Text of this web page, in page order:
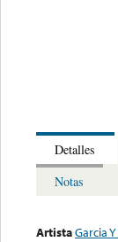
Detalles
Notas
ArtistaGarcia